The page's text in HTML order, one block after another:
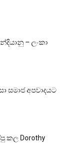
– ලංකා
සමාජ අපවාදයට
කල Dorothy